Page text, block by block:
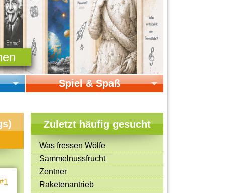
Spiel & Spaß
Online-Spiele
Mitmachen & Kreatives
Bücher & Filme
Quiz-Spiele
Spiele & Ideen
Zuletzt häufig gesucht
Was fressen Wölfe
Sammelnussfrucht
Zentner
Raketenantrieb